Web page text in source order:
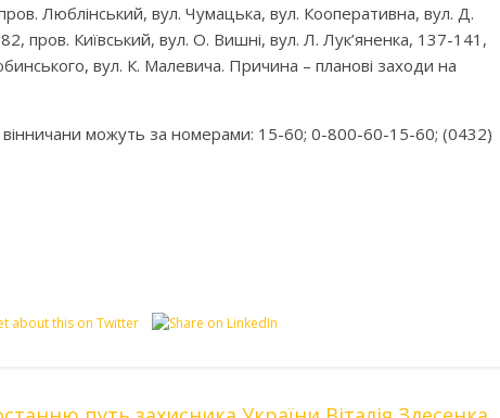
Люблінський, вул. Чумацька, вул. Кооперативна, вул. Д.
пров. Київський, вул. О. Вишні, вул. Л. Лук’яненка, 137-141,
вул. К. Малевича. Причина – планові заходи на
можуть за номерами: 15-60; 0-800-60-15-60; (0432)